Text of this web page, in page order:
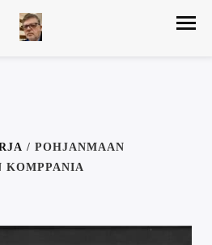
/ POHJANMAAN
KOMPPANIA